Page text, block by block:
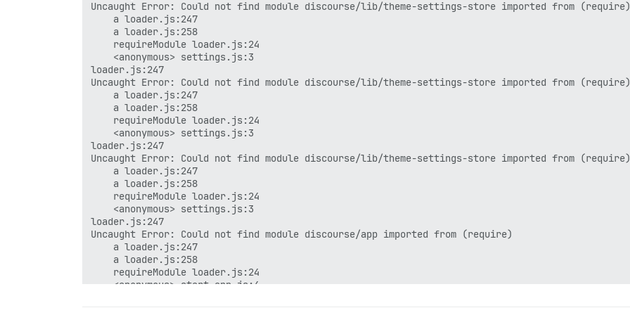
6
MaxMindDB (/var/www/discourse/vendor/data/GeoLite2-City.mmdb) não pôde ser encontrado:
Th 14h13
6
MaxMindDB (/var/www/discourse/vendor/data/GeoLite2-ASN.mmdb) não pôde ser encontrado:
Th 14h13
2
MaxMindDB (/var/www/discourse/vendor/data/GeoLite2-City.mmdb) não pôde ser encontrado:
Th 14h18
2
MaxMindDB (/var/www/discourse/vendor/data/GeoLite2-ASN.mmdb) não pôde ser encontrado:
Th 14h18
Uncaught Error: Could not find module discourse/lib/theme-settings-store imported from (require)
    a loader.js:247
    a loader.js:258
    requireModule loader.js:24
    <anonymous> settings.js:3
loader.js:247
Uncaught Error: Could not find module discourse/lib/theme-settings-store imported from (require)
    a loader.js:247
    a loader.js:258
    requireModule loader.js:24
    <anonymous> settings.js:3
loader.js:247
Uncaught Error: Could not find module discourse/lib/theme-settings-store imported from (require)
    a loader.js:247
    a loader.js:258
    requireModule loader.js:24
    <anonymous> settings.js:3
loader.js:247
Uncaught Error: Could not find module discourse/app imported from (require)
    a loader.js:247
    a loader.js:258
    requireModule loader.js:24
    <anonymous> start-app.js:4